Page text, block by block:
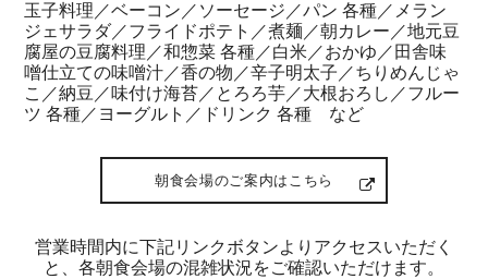
玉子料理／ベーコン／ソーセージ／パン 各種／メラン
ジェサラダ／フライドポテト／煮麺／朝カレー／地元豆
腐屋の豆腐料理／和惣菜 各種／白米／おかゆ／田舎味
噌仕立ての味噌汁／香の物／辛子明太子／ちりめんじゃ
こ／納豆／味付け海苔／とろろ芋／大根おろし／フルー
ツ 各種／ヨーグルト／ドリンク 各種 など
朝食会場のご案内はこちら
営業時間内に下記リンクボタンよりアクセスいただく
と、各朝食会場の混雑状況をご確認いただけます。